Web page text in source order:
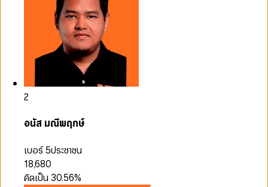
2
อนัส มณีพฤกษ์
เบอร์ 5ประชาชน
18,680
คิดเป็น 30.56%